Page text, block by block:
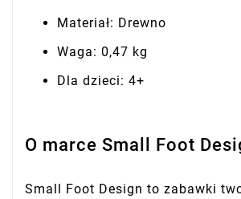
Materiał: Drewno
Waga: 0,47 kg
Dla dzieci: 4+
O marce Small Foot
Small Foot Design to zabawki